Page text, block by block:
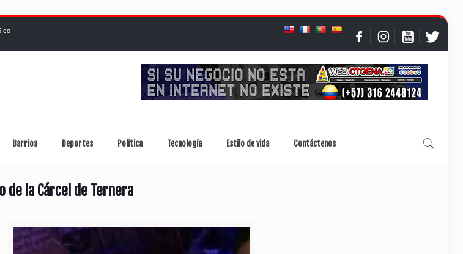
Barrios Deportes Política Tecnología Estilo de vida Contáctenos
de la Cárcel de Ternera